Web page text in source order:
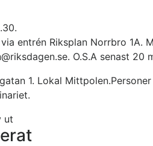
entrén Riksplan Norrbro 1A.
. O.S.A senast 20
1. Lokal
ut